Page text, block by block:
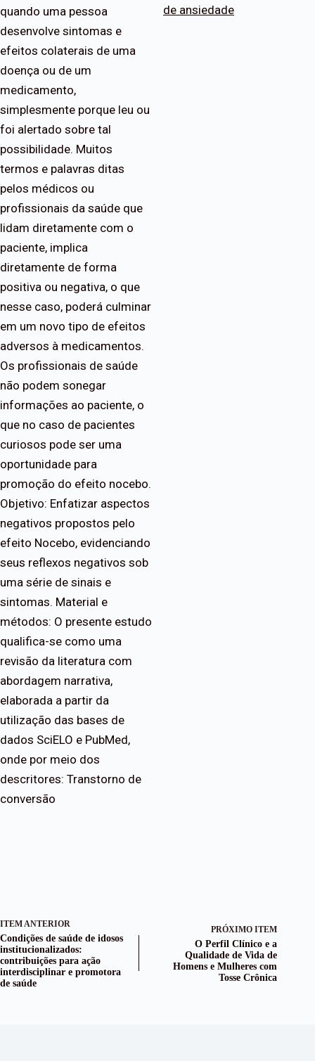
quando uma pessoa
desenvolve sintomas e
efeitos colaterais de uma
doença ou de um
medicamento,
simplesmente porque leu ou
foi alertado sobre tal
possibilidade. Muitos
termos e palavras ditas
pelos médicos ou
profissionais da saúde que
lidam diretamente com o
paciente, implica
diretamente de forma
positiva ou negativa, o que
nesse caso, poderá culminar
em um novo tipo de efeitos
adversos à medicamentos.
Os profissionais de saúde
não podem sonegar
informações ao paciente, o
que no caso de pacientes
curiosos pode ser uma
oportunidade para
promoção do efeito nocebo.
Objetivo: Enfatizar aspectos
negativos propostos pelo
efeito Nocebo, evidenciando
seus reflexos negativos sob
uma série de sinais e
sintomas. Material e
métodos: O presente estudo
qualifica-se como uma
revisão da literatura com
abordagem narrativa,
elaborada a partir da
utilização das bases de
dados SciELO e PubMed,
onde por meio dos
descritores: Transtorno de
conversão
de ansiedade
ITEM ANTERIOR
Condições de saúde de idosos
institucionalizados:
contribuições para ação
interdisciplinar e promotora
de saúde
PRÓXIMO ITEM
O Perfil Clínico e a
Qualidade de Vida de
Homens e Mulheres com
Tosse Crônica